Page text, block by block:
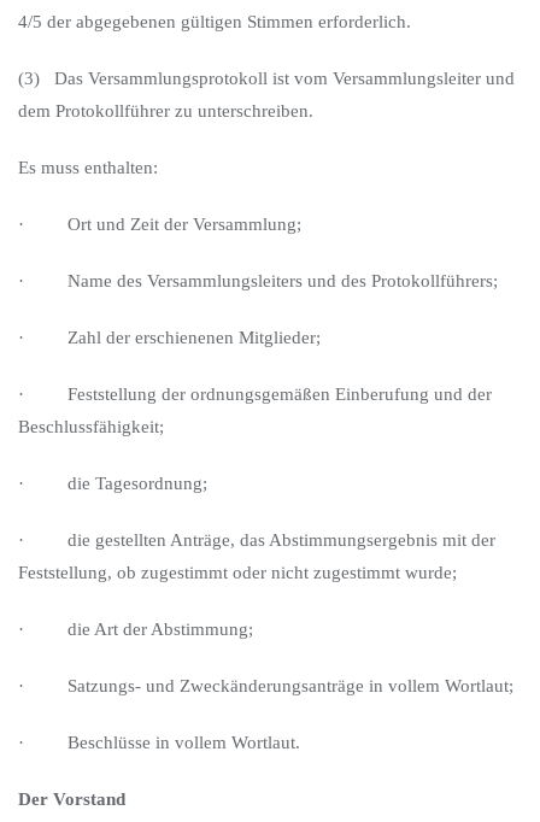
4/5 der abgegebenen gültigen Stimmen erforderlich.
(3) Das Versammlungsprotokoll ist vom Versammlungsleiter und
dem Protokollführer zu unterschreiben.
Es muss enthalten:
· Ort und Zeit der Versammlung;
· Name des Versammlungsleiters und des Protokollführers;
· Zahl der erschienenen Mitglieder;
· Feststellung der ordnungsgemäßen Einberufung und der
Beschlussfähigkeit;
· die Tagesordnung;
· die gestellten Anträge, das Abstimmungsergebnis mit der
Feststellung, ob zugestimmt oder nicht zugestimmt wurde;
· die Art der Abstimmung;
· Satzungs- und Zweckänderungsanträge in vollem Wortlaut;
· Beschlüsse in vollem Wortlaut.
Der Vorstand